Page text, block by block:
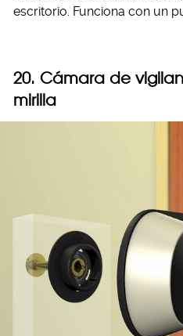
escritorio. Funciona con un
20. Cámara de
mirilla